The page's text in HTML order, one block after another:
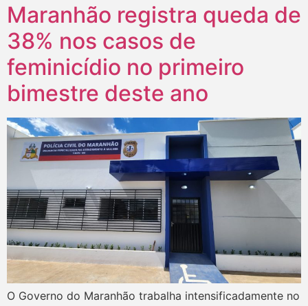
Maranhão registra queda de
38% nos casos de
feminicídio no primeiro
bimestre deste ano
O Governo do Maranhão trabalha intensificadamente no